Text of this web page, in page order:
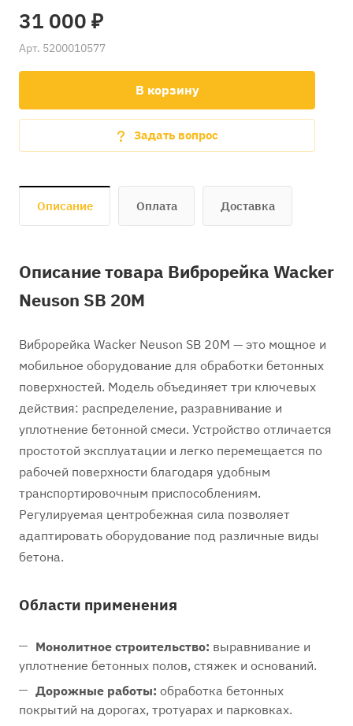
31 000 ₽
Арт. 5200010577
В корзину
Задать вопрос
Описание Оплата Доставка
Описание товара Виброрейка Wacker
Neuson SB 20М
Виброрейка Wacker Neuson SB 20M — это мощное и
мобильное оборудование для обработки бетонных
поверхностей. Модель объединяет три ключевых
действия: распределение, разравнивание и
уплотнение бетонной смеси. Устройство отличается
простотой эксплуатации и легко перемещается по
рабочей поверхности благодаря удобным
транспортировочным приспособлениям.
Регулируемая центробежная сила позволяет
адаптировать оборудование под различные виды
бетона.
Области применения
Монолитное строительство: выравнивание и
уплотнение бетонных полов, стяжек и оснований.
Дорожные работы: обработка бетонных
покрытий на дорогах, тротуарах и парковках.